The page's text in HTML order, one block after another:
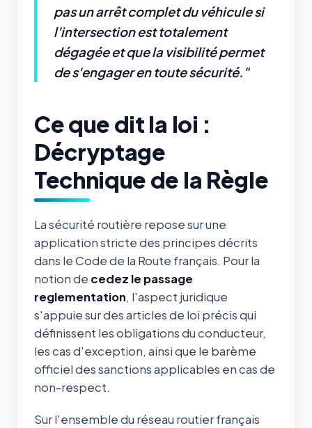
pas un arrêt complet du véhicule si
l'intersection est totalement
dégagée et que la visibilité permet
de s'engager en toute sécurité."
Ce que dit la loi :
Décryptage
Technique de la Règle
La sécurité routière repose sur une
application stricte des principes décrits
dans le Code de la Route français. Pour la
notion de cedez le passage
reglementation, l'aspect juridique
s'appuie sur des articles de loi précis qui
définissent les obligations du conducteur,
les cas d'exception, ainsi que le barème
officiel des sanctions applicables en cas de
non-respect.
Sur l'ensemble du réseau routier français